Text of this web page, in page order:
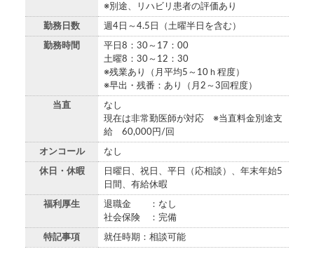
※別途、リハビリ患者の評価あり
勤務日数 週4日～4.5日（土曜半日を含む）
勤務時間
平日8：30～17：00
土曜8：30～12：30
※残業あり（月平均5～10ｈ程度）
※早出・残番：あり（月2～3回程度）
当直
なし
現在は非常勤医師が対応 ※当直料金別途支
給 60,000円/回
オンコール なし
休日・休暇
日曜日、祝日、平日（応相談）、年末年始5
日間、有給休暇
福利厚生
退職金 ：なし
社会保険 ：完備
特記事項 就任時期：相談可能